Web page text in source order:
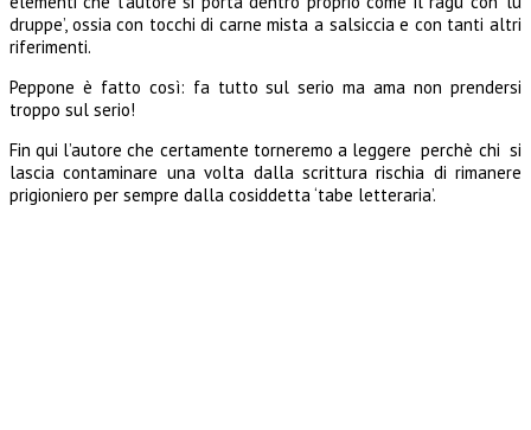
druppe’, ossia con tocchi di carne mista a salsiccia e con tanti altri
riferimenti.
Peppone è fatto così: fa tutto sul serio ma ama non prendersi
troppo sul serio!
Fin qui l’autore che certamente torneremo a leggere perchè chi si
lascia contaminare una volta dalla scrittura rischia di rimanere
prigioniero per sempre dalla cosiddetta ‘tabe letteraria’.